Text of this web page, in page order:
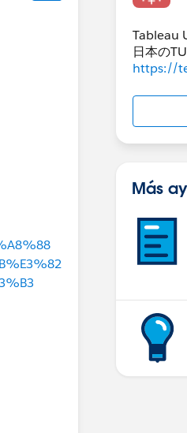
Tableau
日本の
https://
Más